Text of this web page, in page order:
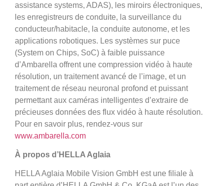
assistance systems, ADAS), les miroirs électroniques,
les enregistreurs de conduite, la surveillance du
conducteur/habitacle, la conduite autonome, et les
applications robotiques. Les systèmes sur puce
(System on Chips, SoC) à faible puissance
d’Ambarella offrent une compression vidéo à haute
résolution, un traitement avancé de l’image, et un
traitement de réseau neuronal profond et puissant
permettant aux caméras intelligentes d’extraire de
précieuses données des flux vidéo à haute résolution.
Pour en savoir plus, rendez-vous sur
www.ambarella.com
À propos d’HELLA Aglaia
HELLA Aglaia Mobile Vision GmbH est une filiale à